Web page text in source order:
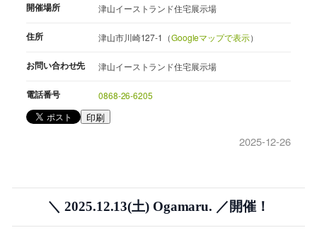
開催場所 津山イーストランド住宅展示場
住所 津山市川崎127-1（Googleマップで表示）
お問い合わせ先 津山イーストランド住宅展示場
電話番号 0868-26-6205
印刷
2025-12-26
＼ 2025.12.13(土) Ogamaru. ／開催！